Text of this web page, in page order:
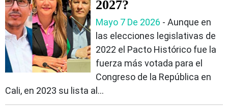
2027?
Mayo 7 De 2026 - Aunque en
las elecciones legislativas de
2022 el Pacto Histórico fue la
fuerza más votada para el
Congreso de la República en
Cali, en 2023 su lista al...